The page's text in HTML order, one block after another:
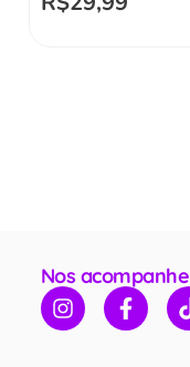
Nos acompanhe